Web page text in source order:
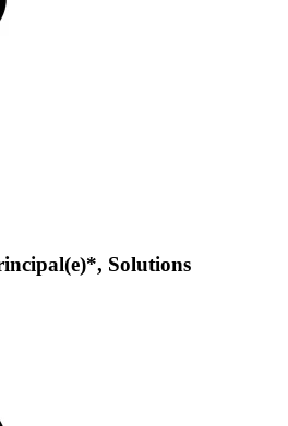
Solutions